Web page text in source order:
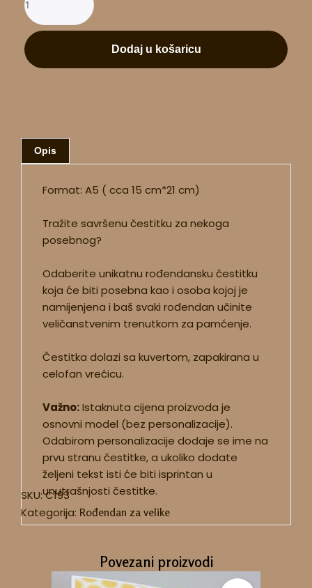
Dodaj u košaricu
Opis
Format: A5 ( cca 15 cm*21 cm)
Tražite savršenu čestitku za nekoga
posebnog?
Odaberite unikatnu rođendansku čestitku
koja će biti posebna kao i osoba kojoj je
namijenjena i baš svaki rođendan učinite
veličanstvenim trenutkom za pamćenje.
Čestitka dolazi sa kuvertom, zapakirana u
celofan vrećicu.
Važno:Istaknuta cijena proizvoda je
osnovni model (bez personalizacije).
Odabirom personalizacije dodaje se ime na
prvu stranu čestitke, a ukoliko dodate
željeni tekst isti će biti isprintan u
unutrašnjosti čestitke.
SKU:C193
Kategorija: Rođendan za velike
Povezani proizvodi